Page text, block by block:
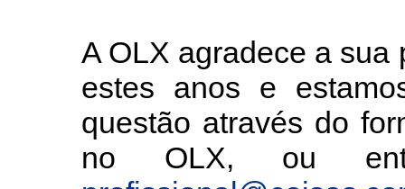
A OLX agradece a sua
estes anos e
questão através do
no OLX, ou